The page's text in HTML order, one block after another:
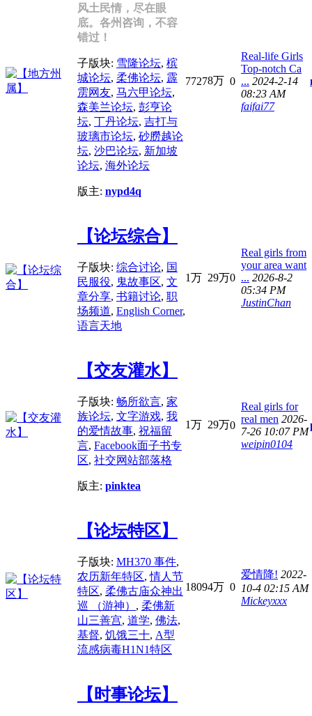
风土民情，尽在眼
底。各州咨询，不容
错过！
子版块: 雪隆论坛, 槟
城论坛, 柔佛论坛, 霹
雳网友, 马六甲论坛,
森美兰论坛, 彭亨论
坛, 丁丹论坛, 吉打与
玻璃市论坛, 砂朥越论
坛, 沙巴论坛, 新加坡
论坛, 海外论坛
版主: nypd4q
77278万 0
Real-life Girls
Top-notch Сa
... 2024-2-14
08:23 AM
faifai77
【论坛综合】
子版块: 综合讨论, 国
民服役, 鬼故事区, 文
章分享, 书籍讨论, 职
场频道, English Corner,
语言天地
1万 29万0
Real girls from
your area want
... 2026-8-2
05:34 PM
JustinChan
【交友灌水】
子版块: 畅所欲言, 家
族论坛, 文字游戏, 我
的爱情故事, 祝福留
言, Facebook面子书专
区, 社交网站部落格
版主: pinktea
1万 29万0
Real girls for
real men 2026-
7-26 10:07 PM
weipin0104
【论坛特区】
子版块: MH370 事件,
农历新年特区,情人节
特区, 柔佛古庙众神出
巡 （游神） , 柔佛新
山三善宫, 道学, 佛法,
基督, 饥饿三十, A型
流感病毒H1N1特区
18094万 0
爱情降! 2022-
10-4 02:15 AM
Mickeyxxx
【时事论坛】